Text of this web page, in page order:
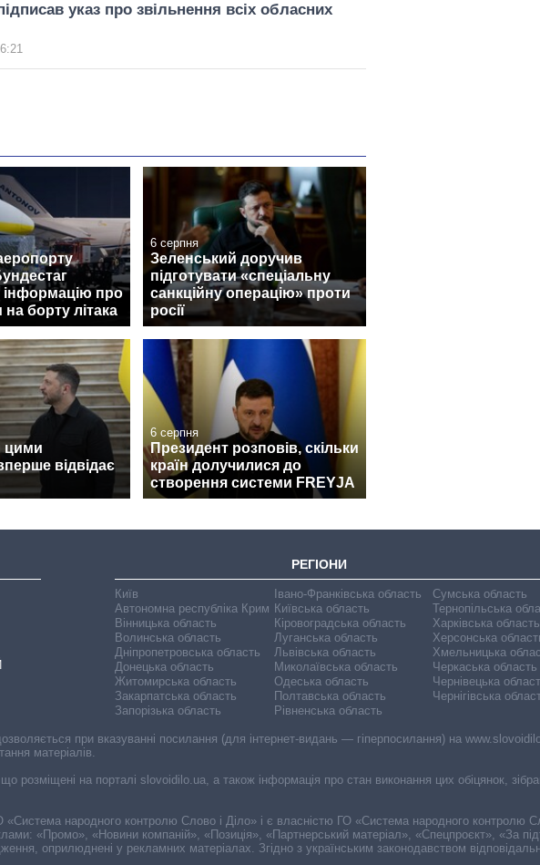
указ про звільнення всіх обласних
інформацію про
борту літака
6 серпня
Зеленський доручив
підготувати «спеціальну
санкційну операцію» проти
росії
цими
відвідає
6 серпня
Президент розповів, скільки
країн долучилися до
створення системи FREYJA
РЕГІОНИ
Київ
Автономна республіка Крим
Вінницька область
Волинська область
Дніпропетровська область
Донецька область
Житомирська область
Закарпатська область
Запорізька область
Івано-Франківська область
Київська область
Кіровоградська область
Луганська область
Львівська область
Миколаївська область
Одеська область
Полтавська область
Рівненська область
Сумська область
Тернопільська
Харківська область
Херсонська
Хмельницька
Черкаська область
Чернівецька
Чернігівська
при вказуванні посилання (для інтернет-видань — гіперпосилання) на
матеріалів.
що розміщені на порталі slovoidilo.ua, а також інформація про стан виконання цих обіцянок,
«Система народного контролю Слово і Діло» і є власністю ГО «Система народного контролю
«Промо», «Новини компаній», «Позиція», «Партнерський матеріал», «Спецпроєкт», «За
оприлюднені у рекламних матеріалах. Згідно з українським законодавством